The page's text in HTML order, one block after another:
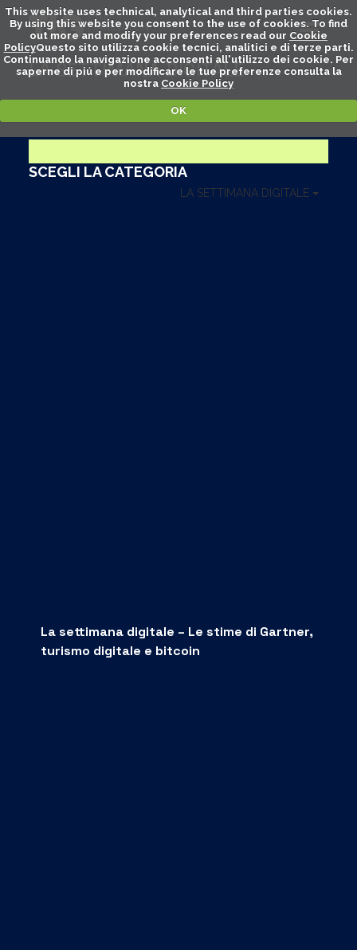
This website uses technical, analytical and third parties cookies.
By using this website you consent to the use of cookies. To find
out more and modify your preferences read our Cookie
PolicyQuesto sito utilizza cookie tecnici, analitici e di terze parti.
Continuando la navigazione acconsenti all'utilizzo dei cookie. Per
saperne di piú e per modificare le tue preferenze consulta la
nostra Cookie Policy
OK
LA SETTIMANA DIGITALE
SCEGLI LA CATEGORIA
LA SETTIMANA DIGITALE
La settimana digitale – Le stime di Gartner,
turismo digitale e bitcoin